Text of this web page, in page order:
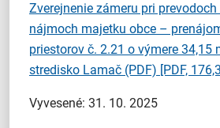
Zverejnenie zámeru pri
nájmoch majetku obce –
priestorov č. 2.21 o výmere 34,15
stredisko Lamač (PDF) [PDF,
Vyvesené: 31. 10. 2025